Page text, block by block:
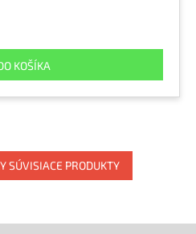
KOŠÍKA
SÚVISIACE PRODUKTY